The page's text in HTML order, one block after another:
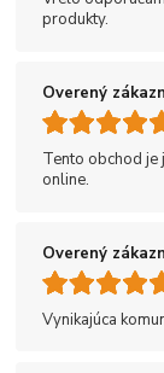
produkty.
Overený
Tento obchod je
online.
Overený
Vynikajúca